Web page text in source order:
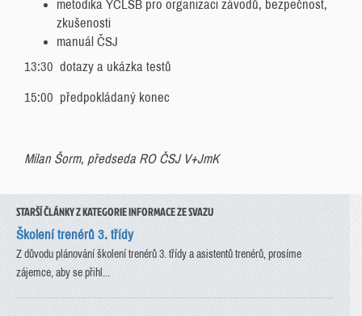
metodika YCLSB pro organizaci závodů, bezpečnost,
zkušenosti
manuál ČSJ
13:30 dotazy a ukázka testů
15:00 předpokládaný konec
Milan Šorm, předseda RO ČSJ V+JmK
STARŠÍ ČLÁNKY Z KATEGORIE INFORMACE ZE SVAZU
Školení trenérů 3. třídy
Z důvodu plánování školení trenérů 3. třídy a asistentů trenérů, prosíme
zájemce, aby se přihl...